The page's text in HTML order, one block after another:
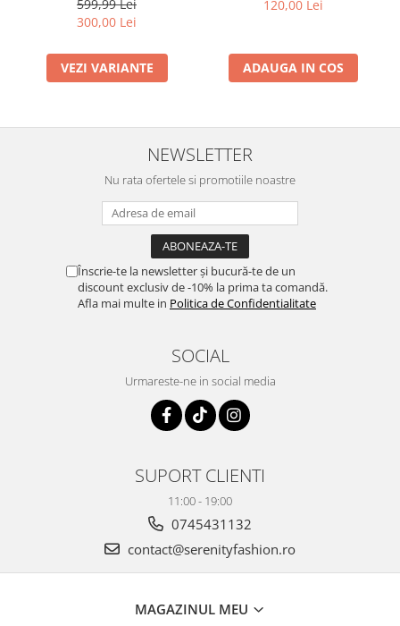
599,99 Lei
300,00 Lei
VEZI VARIANTE
120,00 Lei
ADAUGA IN COS
NEWSLETTER
Nu rata ofertele si promotiile noastre
Înscrie-te la newsletter și bucură-te de un
discount exclusiv de -10% la prima ta comandă.
Afla mai multe in Politica de Confidentialitate
SOCIAL
Urmareste-ne in social media
SUPORT CLIENTI
11:00 - 19:00
0745431132
contact@serenityfashion.ro
MAGAZINUL MEU